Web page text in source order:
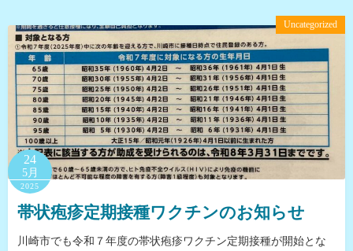
Uncategorized
24
5月
2025
帯状疱疹定期接種ワクチンのお知らせ
川崎市でも令和７年度の帯状疱疹ワクチン定期接種が開始とな